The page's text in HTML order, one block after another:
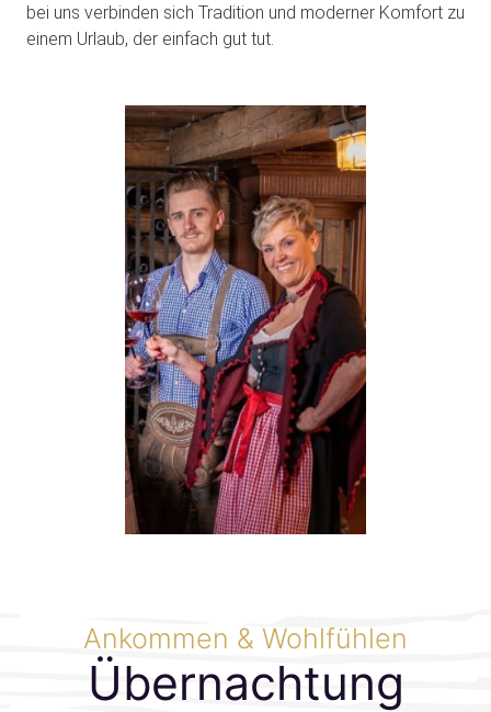
bei uns verbinden sich Tradition und moderner Komfort zu
einem Urlaub, der einfach gut tut.
Übernachtung
Ankommen & Wohlfühlen